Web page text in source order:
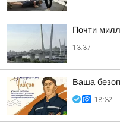
Почти
13:37
Ваша
18:32